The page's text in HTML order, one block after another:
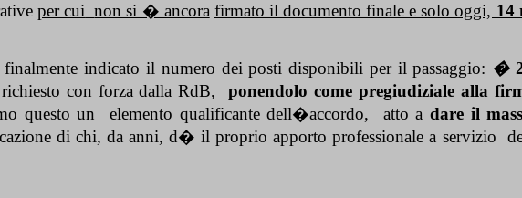
per cui non si � ancora firmato il documento finale e solo oggi, 14
indicato il numero dei posti disponibili per il passaggio: �
con forza dalla RdB, ponendolo come pregiudiziale alla
questo un
elemento qualificante dell�accordo, atto adare il
di chi, da anni, d� il proprio apporto professionale a servizio